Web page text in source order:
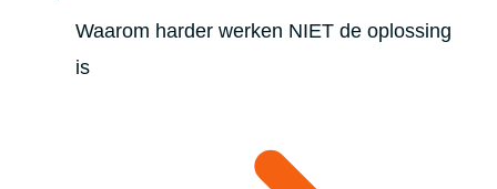
Waarom harder werken NIET de oplossing
is